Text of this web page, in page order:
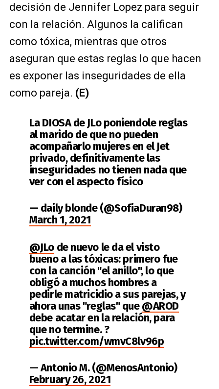
decisión de Jennifer Lopez para seguir
con la relación. Algunos la califican
como tóxica, mientras que otros
aseguran que estas reglas lo que hacen
es exponer las inseguridades de ella
como pareja. (E)
La DIOSA de JLo poniendole reglas
al marido de que no pueden
acompañarlo mujeres en el Jet
privado, definitivamente las
inseguridades no tienen nada que
ver con el aspecto físico
— daily blonde (@SofiaDuran98)
March 1, 2021
@JLode nuevo le da el visto
bueno a las tóxicas: primero fue
con la canción "el anillo", lo que
obligó a muchos hombres a
pedirle matricidio a sus parejas, y
ahora unas "reglas" que@AROD
debe acatar en la relación, para
que no termine. ?
pic.twitter.com/wmvC8lv96p
— Antonio M. (@MenosAntonio)
February 26, 2021